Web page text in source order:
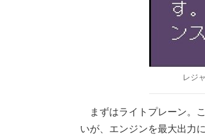
レジ
まずはライトプレーン。
いが、エンジンを最大出力